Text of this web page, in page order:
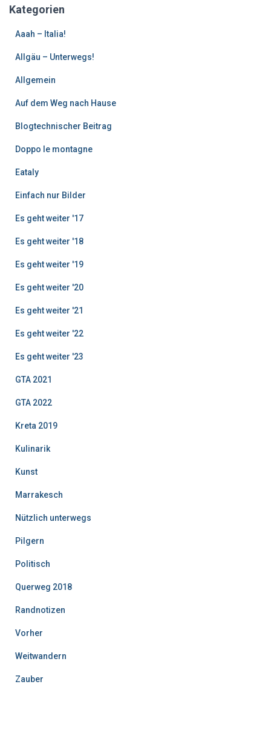
e
Kategorien
Aaah – Italia!
Allgäu – Unterwegs!
Allgemein
Auf dem Weg nach Hause
Blogtechnischer Beitrag
Doppo le montagne
Eataly
Einfach nur Bilder
Es geht weiter '17
Es geht weiter '18
Es geht weiter '19
Es geht weiter '20
Es geht weiter '21
Es geht weiter '22
Es geht weiter '23
GTA 2021
GTA 2022
Kreta 2019
Kulinarik
Kunst
Marrakesch
Nützlich unterwegs
Pilgern
Politisch
Querweg 2018
Randnotizen
Vorher
Weitwandern
Zauber